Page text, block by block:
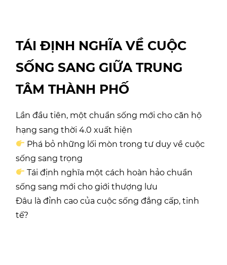
TÁI ĐỊNH NGHĨA VỀ CUỘC
SỐNG SANG GIỮA TRUNG
TÂM THÀNH PHỐ
Lần đầu tiên, một chuẩn sống mới cho căn hộ
hạng sang thời 4.0 xuất hiện
Phá bỏ những lối mòn trong tư duy về cuộc
sống sang trọng
Tái định nghĩa một cách hoàn hảo chuẩn
sống sang mới cho giới thượng lưu
Đâu là đỉnh cao của cuộc sống đẳng cấp, tinh
tế?